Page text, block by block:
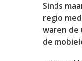
Sinds
regio
waren de
de